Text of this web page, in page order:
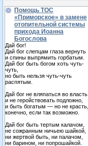
Помощь ТОС
«Приморское» в замене
отопительной системы
прихода Иоанна
Богослова
Дай бог!
Дай бог слепцам глаза вернуть
и спины выпрямить горбатым.
Дай бог быть богом хоть чуть-
чуть,
но быть нельзя чуть-чуть
распятым.
Дай бог не вляпаться во власть
и не геройствовать подложно,
и быть богатым — но не красть,
конечно, если так возможно.
Дай бог быть тертым калачом,
не сожранным ничьею шайкой,
ни жертвой быть, ни палачом,
ни барином, ни попрошайкой.